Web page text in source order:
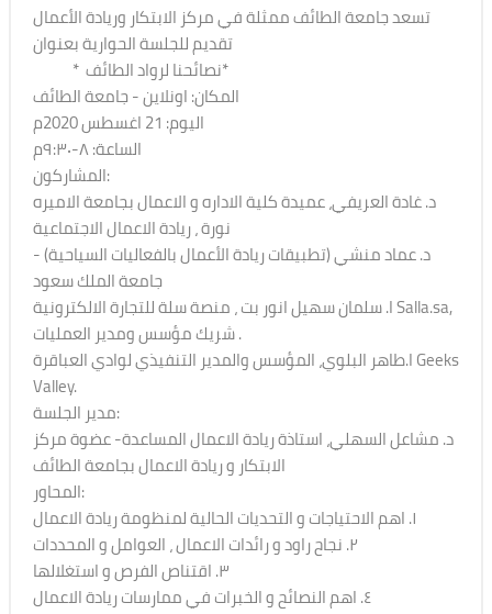
تسعد جامعة الطائف ممثلة في مركز الابتكار وريادة الأعمال
تقديم للجلسة الحوارية بعنوان
* نصائحنا لرواد الطائف*
المكان: اونلاين - جامعة الطائف
اليوم: 21 اغسطس 2020م
الساعة: ٨-٩:٣٠م
المشاركون:
د. غادة العريفي، عميدة كلية الاداره و الاعمال بجامعة الاميره
نورة ، ريادة الاعمال الاجتماعية
د. عماد منشي (تطبيقات ريادة الأعمال بالفعاليات السياحية) -
جامعة الملك سعود
ا. سلمان سهيل انور بت ، منصة سلة للتجارة الالكترونية Salla.sa,
شريك مؤسس ومدير العمليات .
ا.طاهر البلوي، المؤسس والمدير التنفيذي لوادي العباقرة Geeks
Valley.
مدير الجلسة:
د. مشاعل السهلي، استاذة ريادة الاعمال المساعدة- عضوة مركز
الابتكار و ريادة الاعمال بجامعة الطائف
المحاور:
١. اهم الاحتياجات و التحديات الحالية لمنظومة ريادة الاعمال
٢. نجاح راود و رائدات الاعمال ، العوامل و المحددات
٣. اقتناص الفرص و استغلالها
٤. اهم النصائح و الخبرات في ممارسات ريادة الاعمال